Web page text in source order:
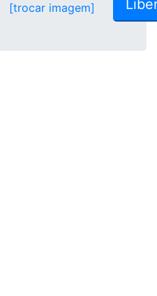
[trocar imagem]